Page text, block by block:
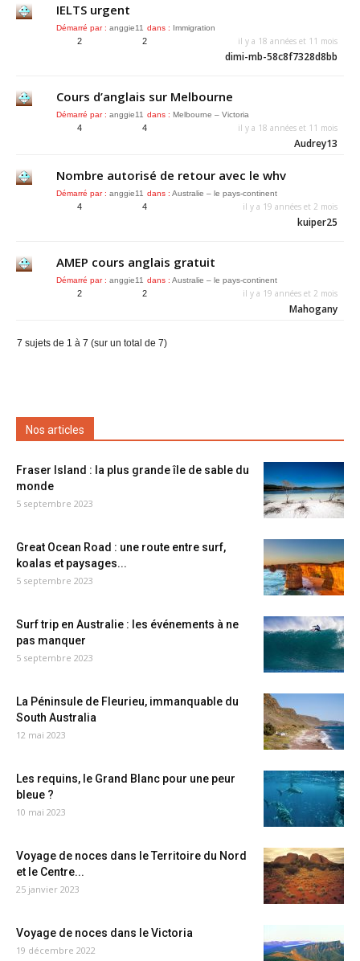
IELTS urgent
Démarré par : anggie11 dans : Immigration
2 2 il y a 18 années et 11 mois
dimi-mb-58c8f7328d8bb
Cours d’anglais sur Melbourne
Démarré par : anggie11 dans : Melbourne – Victoria
4 4 il y a 18 années et 11 mois
Audrey13
Nombre autorisé de retour avec le whv
Démarré par : anggie11 dans : Australie – le pays-continent
4 4 il y a 19 années et 2 mois
kuiper25
AMEP cours anglais gratuit
Démarré par : anggie11 dans : Australie – le pays-continent
2 2 il y a 19 années et 2 mois
Mahogany
7 sujets de 1 à 7 (sur un total de 7)
Nos articles
Fraser Island : la plus grande île de sable du
monde
5 septembre 2023
Great Ocean Road : une route entre surf,
koalas et paysages...
5 septembre 2023
Surf trip en Australie : les événements à ne
pas manquer
5 septembre 2023
La Péninsule de Fleurieu, immanquable du
South Australia
12 mai 2023
Les requins, le Grand Blanc pour une peur
bleue ?
10 mai 2023
Voyage de noces dans le Territoire du Nord
et le Centre...
25 janvier 2023
Voyage de noces dans le Victoria
19 décembre 2022